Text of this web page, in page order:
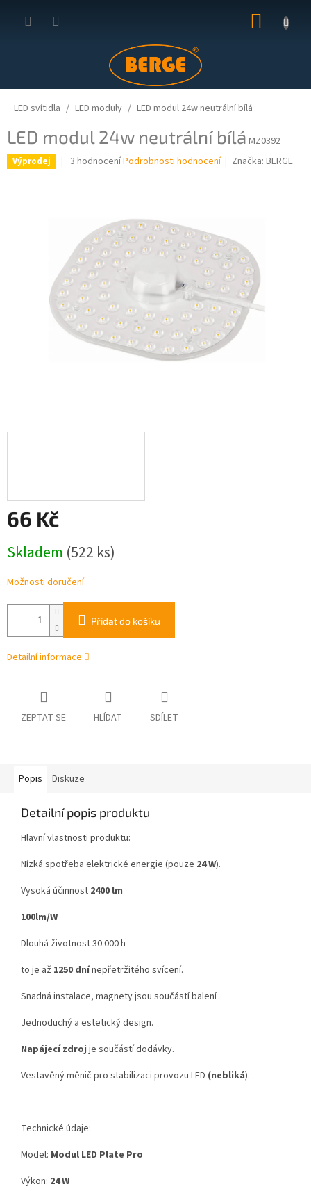
KOŠÍK
LED svítidla LED moduly LED modul 24w neutrální bílá
LED modul 24w neutrální bílá MZ0392
Výprodej
Průměrné
hvězdiček.
3 hodnoceníPodrobnosti hodnocení Značka:BERGE
66 Kč
cena:
Skladem (522 ks)
Možnosti doručení
Přidat do košíku
Detailní informace
ZEPTAT SE HLÍDAT SDÍLET
Popis Diskuze
Detailní popis produktu
Hlavní vlastnosti produktu:
Nízká spotřeba elektrické energie (pouze 24 W).
Vysoká účinnost 2400 lm
100lm/W
Dlouhá životnost 30 000 h
to je až 1250 dnínepřetržitého svícení.
Snadná instalace, magnety jsou součástí balení
Jednoduchý a estetický design.
Napájecí zdroj je součástí dodávky.
Vestavěný měnič pro stabilizaci provozu LED (nebliká).
Technické údaje:
Model: Modul LED Plate Pro
Výkon: 24 W